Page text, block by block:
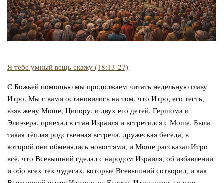
Я тебе умный вещь скажу (18:13-27)
С Божьей помощью мы продолжаем читать недельную главу
Итро. Мы с вами остановились на том, что Итро, его тесть,
взяв жену Моше, Ципору, и двух его детей, Гершома и
Элиэзера, приехал в стан Израиля и встретился с Моше. Была
такая тёплая родственная встреча, дружеская беседа, в
которой они обменялись новостями, и Моше рассказал Итро
всё, что Всевышний сделал с народом Израиля, об избавлении
и обо всех тех чудесах, которые Всевышний сотворил, и как